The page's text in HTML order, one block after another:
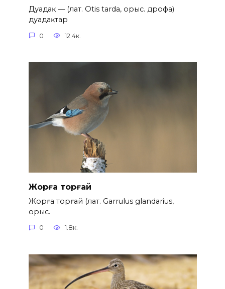
Дуадақ — (лат. Otis tarda, орыс. дрофа)
дуадақтар
0 12.4к.
Жорға торғай
Жорға торғай (лат. Garrulus glandarius,
орыс.
0 1.8к.